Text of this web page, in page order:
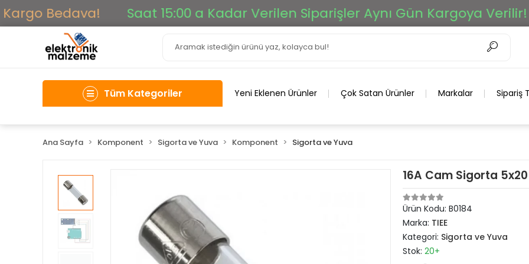
Bedava! Saat 15:00 a Kadar Verilen Siparişler Aynı Gün Kargoya Verilir!
Tüm Kategoriler Yeni Eklenen Ürünler Çok Satan Ürünler Markalar Sipariş
Ana Sayfa Komponent Sigorta ve Yuva Komponent Sigorta ve Yuva
16A Cam Sigorta 5x20
Ürün Kodu: B0184
Marka: TIEE
Kategori: Sigorta ve Yuva
Stok: 20+